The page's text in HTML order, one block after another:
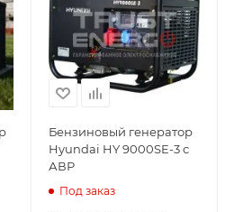
Бензиновый генератор
Hyundai HY 9000SE-3 с
АВР
Под заказ